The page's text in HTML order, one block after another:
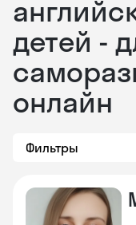
детей -
онлайн
Фильтры
Skysmart Chat